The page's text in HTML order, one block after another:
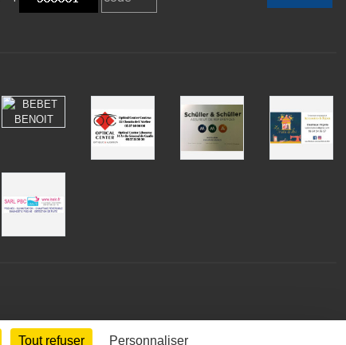
Tout refuser Personnaliser